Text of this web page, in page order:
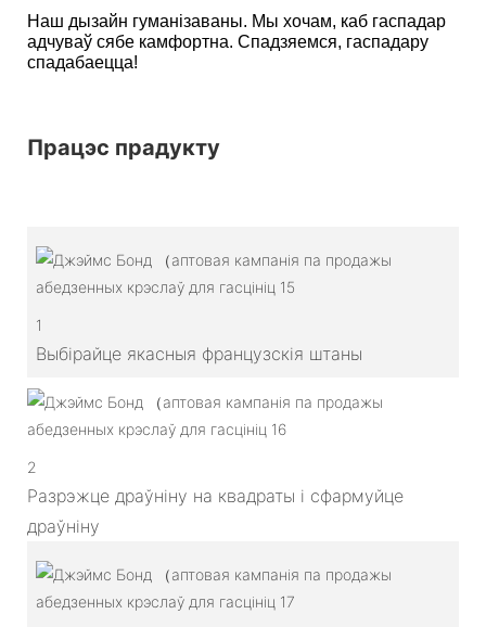
Наш дызайн гуманізаваны. Мы хочам, каб гаспадар
адчуваў сябе камфортна. Спадзяемся, гаспадару
спадабаецца!
Працэс прадукту
1
Выбірайце якасныя французскія штаны
2
Разрэжце драўніну на квадраты і сфармуйце
драўніну